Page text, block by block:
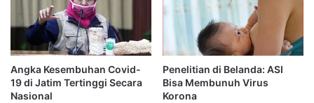
Angka Kesembuhan Covid-
19 di Jatim Tertinggi Secara
Nasional
Penelitian di Belanda: ASI
Bisa Membunuh Virus
Korona